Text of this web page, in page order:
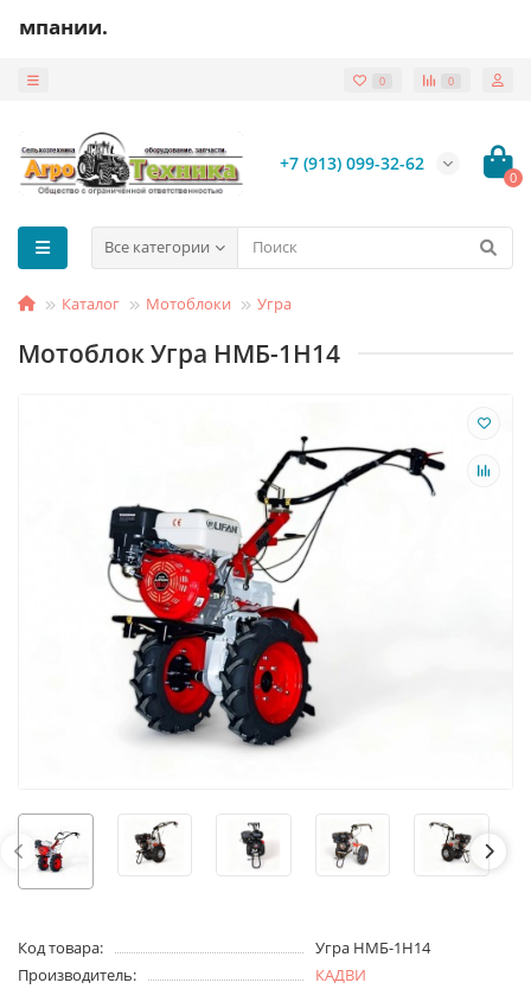
0 0
+7 (913) 099-32-62
0
Все категории
Каталог Мотоблоки Угра
Мотоблок Угра НМБ-1Н14
Код товара:
Угра НМБ-1Н14
Производитель:
КАДВИ